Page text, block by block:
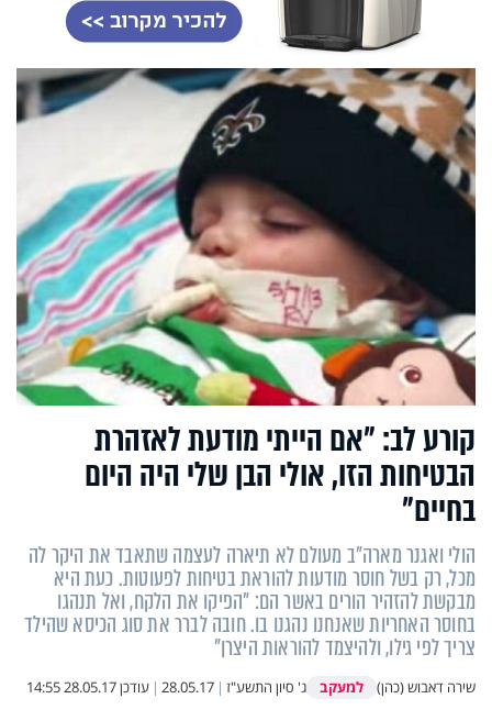
קורע לב: "אם הייתי מודעת לאזהרת
הבטיחות הזו, אולי הבן שלי היה היום
בחיים"
הולי ואגנר מארה"ב מעולם לא תיארה לעצמה שתאבד את היקר לה
מכל, רק בשל חוסר מודעות להוראת בטיחות לפעוטות. כעת היא
מבקשת להזהיר הורים באשר הם: "הפיקו את הלקח, ואל תנהגו
בחוסר האחריות שאנחנו נהגנו בו. חובה לברר את סוג הכיסא שהילד
צריך לפי גילו, ולהיצמד להוראות היצרן"
שירה דאבוש (כהן) למעקב ג' סיון התשע"ז |
28.05.17
| עודכן28.05.17 14:55